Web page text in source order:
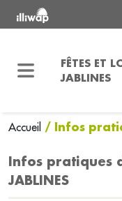
FÊTES ET
JABLINES
Accueil / Infos
Infos pratiques
JABLINES